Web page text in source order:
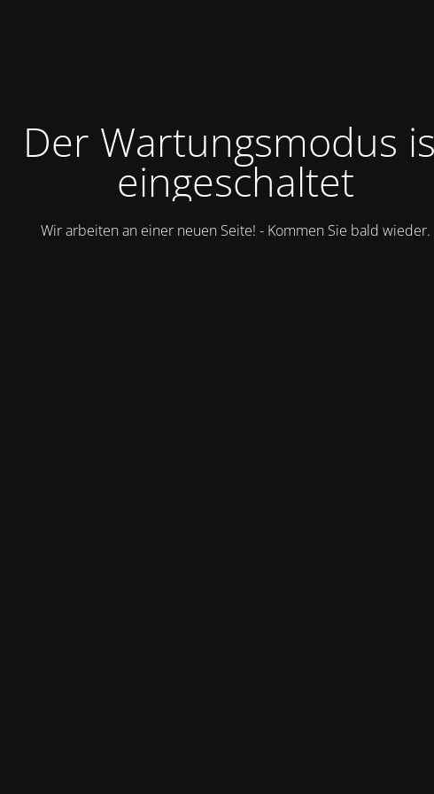
Der Wartungsmodus
eingeschaltet
Wir arbeiten an einer neuen Seite! - Kommen Sie bald wieder.